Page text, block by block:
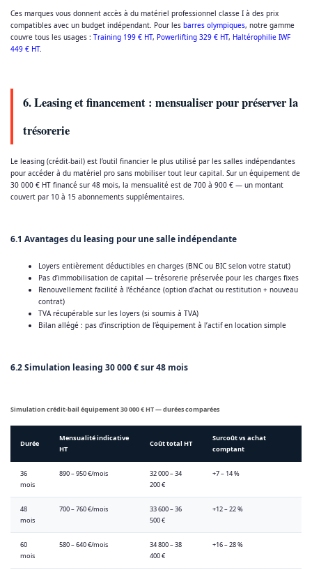
Ces marques vous donnent accès à du matériel professionnel classe I à des prix
compatibles avec un budget indépendant. Pour les barres olympiques, notre gamme
couvre tous les usages : Training 199 € HT, Powerlifting 329 € HT, Haltérophilie IWF
449 € HT.
6. Leasing et financement : mensualiser pour préserver la
trésorerie
Le leasing (crédit-bail) est l’outil financier le plus utilisé par les salles indépendantes
pour accéder à du matériel pro sans mobiliser tout leur capital. Sur un équipement de
30 000 € HT financé sur 48 mois, la mensualité est de 700 à 900 € — un montant
couvert par 10 à 15 abonnements supplémentaires.
6.1 Avantages du leasing pour une salle indépendante
Loyers entièrement déductibles en charges (BNC ou BIC selon votre statut)
Pas d’immobilisation de capital — trésorerie préservée pour les charges fixes
Renouvellement facilité à l’échéance (option d’achat ou restitution + nouveau
contrat)
TVA récupérable sur les loyers (si soumis à TVA)
Bilan allégé : pas d’inscription de l’équipement à l’actif en location simple
6.2 Simulation leasing 30 000 € sur 48 mois
Simulation crédit-bail équipement 30 000 € HT — durées comparées
Durée
Mensualité indicative
HT
Coût total HT
Surcoût vs achat
comptant
36
mois
890 – 950 €/mois
32 000 – 34
200 €
+7 – 14 %
48
mois
700 – 760 €/mois
33 600 – 36
500 €
+12 – 22 %
60
mois
580 – 640 €/mois
34 800 – 38
400 €
+16 – 28 %